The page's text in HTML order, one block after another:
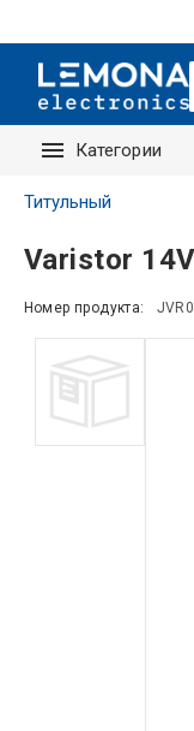
Категории
Запросы
Титульный
Varistor
Номер продукта: